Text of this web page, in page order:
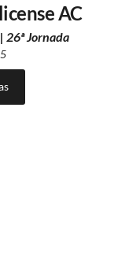
AC
26ª Jornada